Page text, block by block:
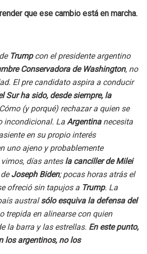
que ese cambio está en marcha.
Trumpcon el presidente argentino
Conservadora de Washington, no
El pre candidato aspira a conducir
Sur ha sido, desde siempre, la
(y porqué) rechazar a quien se
incondicional. La Argentinanecesita
en su propio interés
uno ajeno y probablemente
días antes la canciller de Milei
Joseph Biden; pocas horas atrás el
ofreció sin tapujos a Trump. La
australsólo esquiva la defensa del
trepida en alinearse con quien
la barra y las estrellas. En este punto,
los argentinos, no los